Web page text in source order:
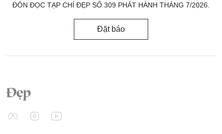
ĐÓN ĐỌC TẠP CHÍ ĐẸP SỐ 309 PHÁT HÀNH THÁNG 7/2026.
Đặt báo